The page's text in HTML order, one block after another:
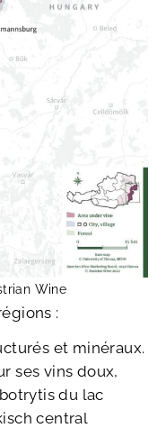
Wine
:
et minéraux.
ses vins doux,
du lac
central